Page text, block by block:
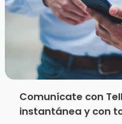
Comunícate con
instantánea y con